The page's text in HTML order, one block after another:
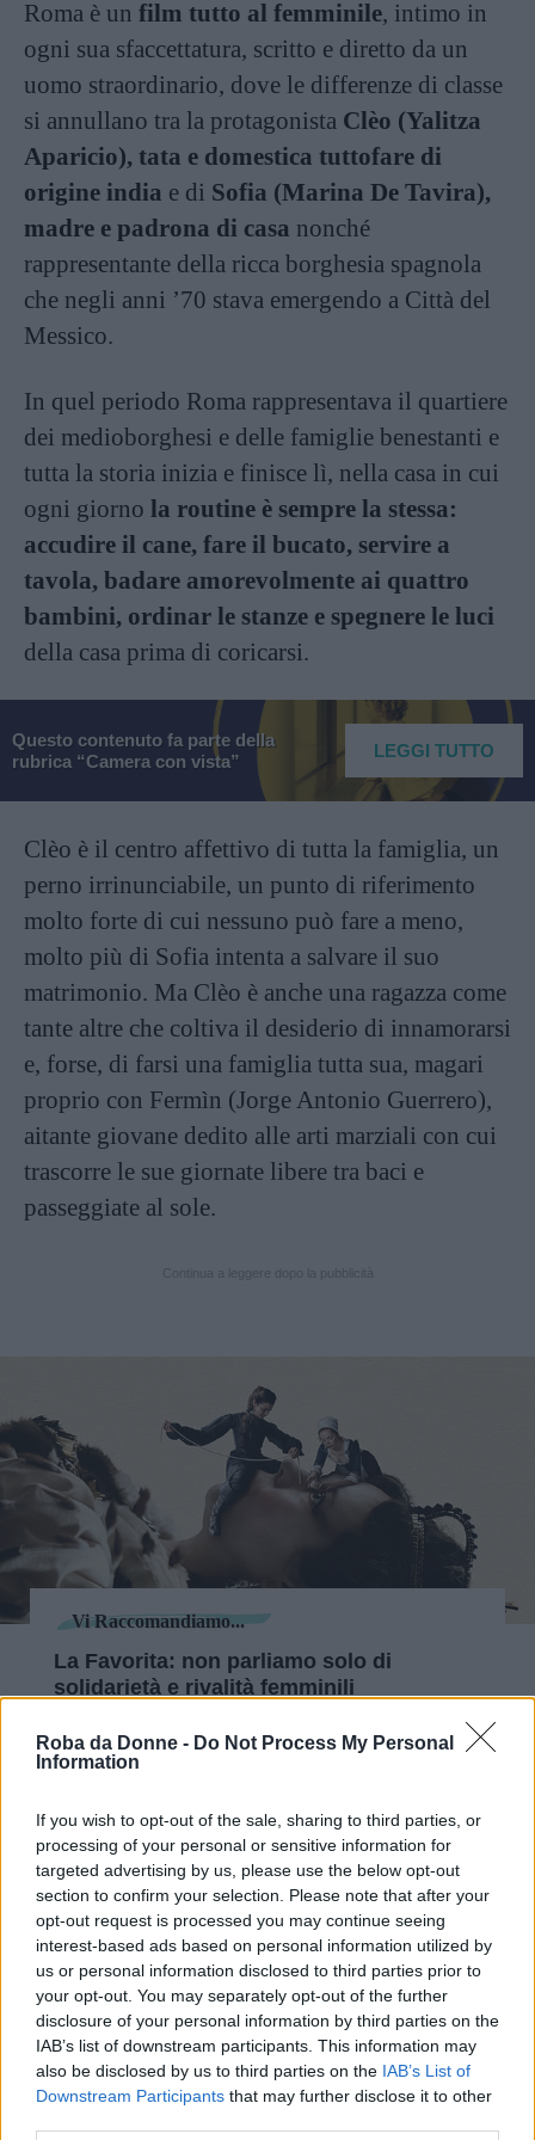
Roba da Donne - Do Not Process My Personal
Information
If you wish to opt-out of the sale, sharing to third parties, or
processing of your personal or sensitive information for
targeted advertising by us, please use the below opt-out
section to confirm your selection. Please note that after your
opt-out request is processed you may continue seeing
interest-based ads based on personal information utilized by
us or personal information disclosed to third parties prior to
your opt-out. You may separately opt-out of the further
disclosure of your personal information by third parties on the
IAB’s list of downstream participants. This information may
also be disclosed by us to third parties on the IAB’s List of
Downstream Participants that may further disclose it to other
Roma è un film tutto al femminile, intimo in
ogni sua sfaccettatura, scritto e diretto da un
uomo straordinario, dove le differenze di classe
si annullano tra la protagonista Clèo (Yalitza
Aparicio), tata e domestica tuttofare di
origine india e di Sofia (Marina De Tavira),
madre e padrona di casa nonché
rappresentante della ricca borghesia spagnola
che negli anni ’70 stava emergendo a Città del
Messico.
In quel periodo Roma rappresentava il quartiere
dei medioborghesi e delle famiglie benestanti e
tutta la storia inizia e finisce lì, nella casa in cui
ogni giorno la routine è sempre la stessa:
accudire il cane, fare il bucato, servire a
tavola, badare amorevolmente ai quattro
bambini, ordinar le stanze e spegnere le luci
della casa prima di coricarsi.
Questo contenuto fa parte della
rubrica “Camera con vista”
LEGGI TUTTO
Clèo è il centro affettivo di tutta la famiglia, un
perno irrinunciabile, un punto di riferimento
molto forte di cui nessuno può fare a meno,
molto più di Sofia intenta a salvare il suo
matrimonio. Ma Clèo è anche una ragazza come
tante altre che coltiva il desiderio di innamorarsi
e, forse, di farsi una famiglia tutta sua, magari
proprio con Fermìn (Jorge Antonio Guerrero),
aitante giovane dedito alle arti marziali con cui
trascorre le sue giornate libere tra baci e
passeggiate al sole.
Vi Raccomandiamo...
La Favorita: non parliamo solo di
solidarietà e rivalità femminili
Una routine comune a quell’epoca come ai
dall’abbandono da parte dei loro uomini:Sofia
perde il marito per un’amante più giovane
per una vita più semplice e senza gli obblighi
dei figli e dei doveri familiari.Clèo resta sola
perché si scopre incintae tale responsabilità è
troppo grande per il suo “amico speciale”.
Entrambe si ritrovano sole e spaventate, l’una
perché deve reinventarsi e trovare il modo di